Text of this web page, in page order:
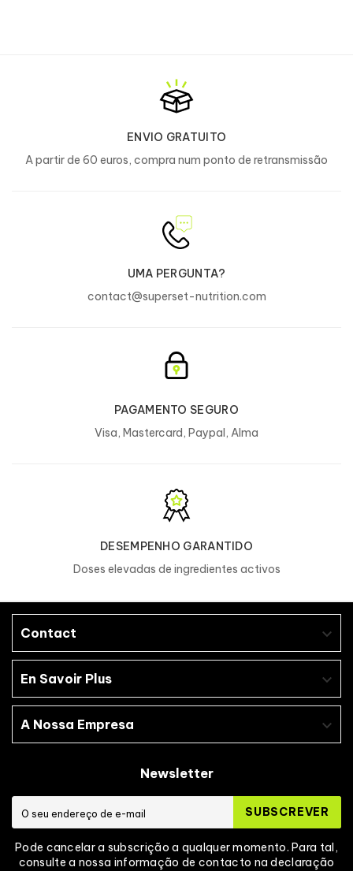
ENVIO GRATUITO
A partir de 60 euros, compra num ponto de retransmissão
UMA PERGUNTA?
contact@superset-nutrition.com
PAGAMENTO SEGURO
Visa, Mastercard, Paypal, Alma
DESEMPENHO GARANTIDO
Doses elevadas de ingredientes activos
Contact 
En Savoir Plus 
A Nossa Empresa 
Newsletter
SUBSCREVER
Pode cancelar a subscrição a qualquer momento. Para tal,
consulte a nossa informação de contacto na declaração